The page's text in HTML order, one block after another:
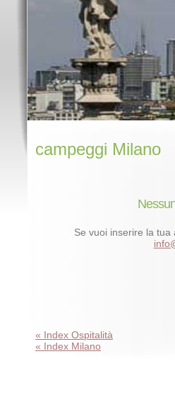
campeggi Milano
Se vuoi inserire la
« Index Ospitalità
« Index Milano